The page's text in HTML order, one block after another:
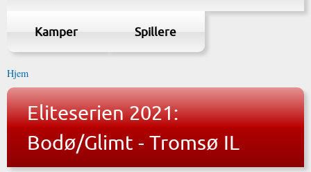
Kamper Spillere
Hjem
Eliteserien 2021:
Bodø/Glimt - Tromsø IL